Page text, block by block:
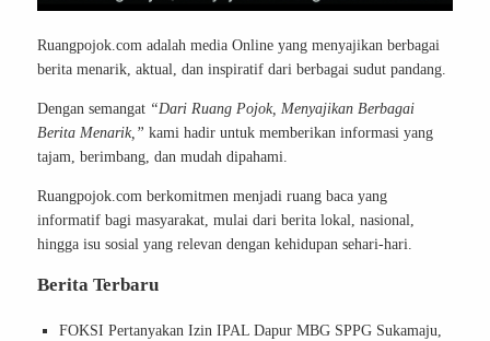
Ruangpojok.com adalah media Online yang menyajikan berbagai
berita menarik, aktual, dan inspiratif dari berbagai sudut pandang.
Dengan semangat “Dari Ruang Pojok, Menyajikan Berbagai
Berita Menarik,” kami hadir untuk memberikan informasi yang
tajam, berimbang, dan mudah dipahami.
Ruangpojok.com berkomitmen menjadi ruang baca yang
informatif bagi masyarakat, mulai dari berita lokal, nasional,
hingga isu sosial yang relevan dengan kehidupan sehari-hari.
Berita Terbaru
FOKSI Pertanyakan Izin IPAL Dapur MBG SPPG Sukamaju,